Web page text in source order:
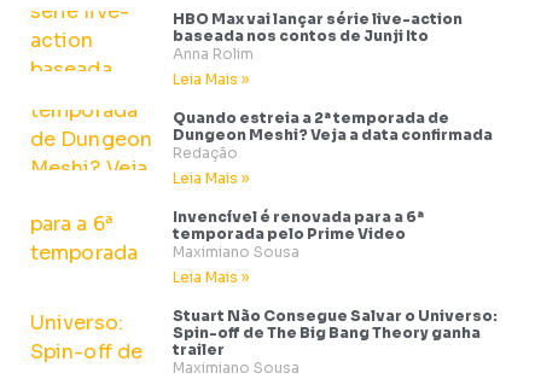
HBO Max vai lançar série live-action
baseada nos contos de Junji Ito
Anna Rolim
Leia Mais »
Quando estreia a 2ª temporada de
Dungeon Meshi? Veja a data confirmada
Redação
Leia Mais »
Invencível é renovada para a 6ª
temporada pelo Prime Video
Maximiano Sousa
Leia Mais »
Stuart Não Consegue Salvar o Universo:
Spin-off de The Big Bang Theory ganha
trailer
Maximiano Sousa